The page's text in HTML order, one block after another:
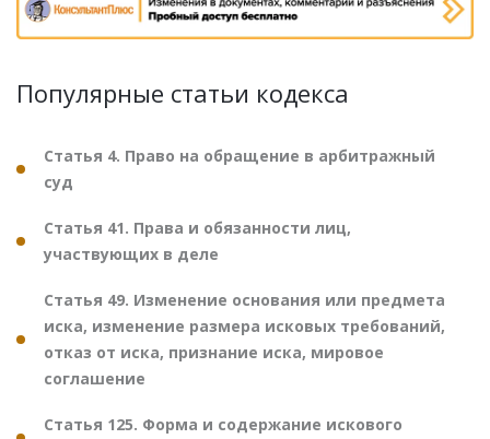
Популярные статьи кодекса
Статья 4. Право на обращение в арбитражный
суд
Статья 41. Права и обязанности лиц,
участвующих в деле
Статья 49. Изменение основания или предмета
иска, изменение размера исковых требований,
отказ от иска, признание иска, мировое
соглашение
Статья 125. Форма и содержание искового